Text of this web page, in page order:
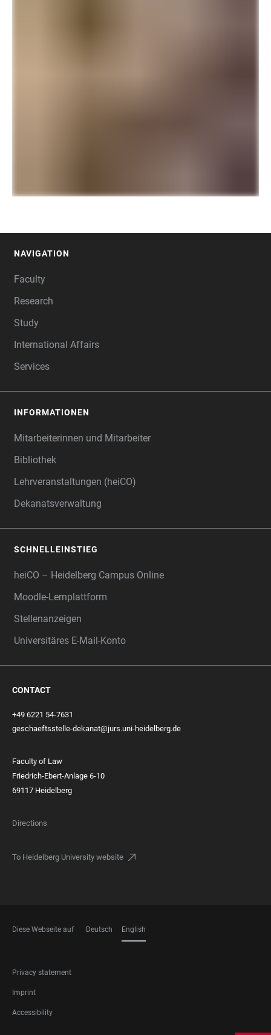
NAVIGATION
Faculty
Research
Study
International Affairs
Services
INFORMATIONEN
Mitarbeiterinnen und Mitarbeiter
Bibliothek
Lehrveranstaltungen (heiCO)
Dekanatsverwaltung
SCHNELLEINSTIEG
heiCO – Heidelberg Campus Online
Moodle-Lernplattform
Stellenanzeigen
Universitäres E-Mail-Konto
CONTACT
+49 6221 54-7631
geschaeftsstelle-dekanat@jurs.uni-heidelberg.de
Faculty of Law
Friedrich-Ebert-Anlage 6-10
69117 Heidelberg
Directions
To Heidelberg University website
Diese Webseite auf Deutsch English
FOOTER
LEGAL
Privacy statement
Imprint
Accessibility